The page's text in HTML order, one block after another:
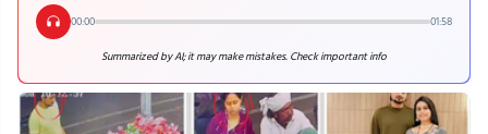
00:00 01:58
Summarized by AI; it may make mistakes. Check important info